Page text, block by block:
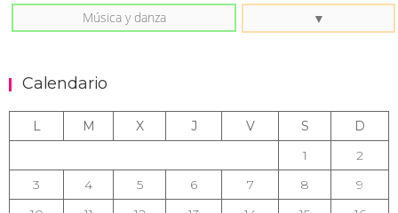
Música y danza
Calendario
L M X J V S
D
1
2
3
4 5 6 7 8
9